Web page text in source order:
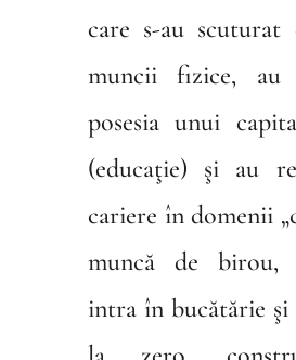
care s-au scuturat
muncii fizice,
posesia unui
(educaţie) şi au
cariere în domenii
muncă de birou,
intra în bucătărie şi